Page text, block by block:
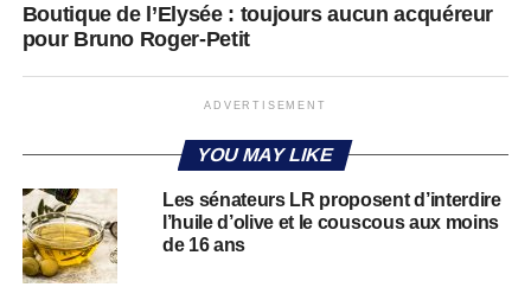
Boutique de l’Elysée : toujours aucun acquéreur
pour Bruno Roger-Petit
ADVERTISEMENT
YOU MAY LIKE
Les sénateurs LR proposent d’interdire
l’huile d’olive et le couscous aux moins
de 16 ans